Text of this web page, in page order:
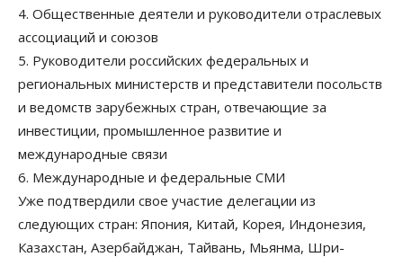
4. Общественные деятели и руководители отраслевых
ассоциаций и союзов
5. Руководители российских федеральных и
региональных министерств и представители посольств
и ведомств зарубежных стран, отвечающие за
инвестиции, промышленное развитие и
международные связи
6. Международные и федеральные СМИ
Уже подтвердили свое участие делегации из
следующих стран: Япония, Китай, Корея, Индонезия,
Казахстан, Азербайджан, Тайвань, Мьянма, Шри-